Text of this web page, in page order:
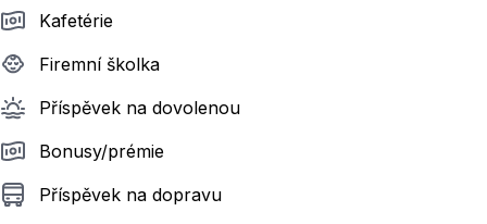
Kafetérie
Firemní školka
Příspěvek na dovolenou
Bonusy/prémie
Příspěvek na dopravu